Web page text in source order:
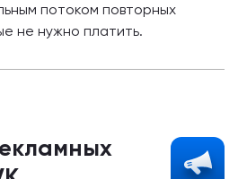
потоком повторных
не нужно платить.